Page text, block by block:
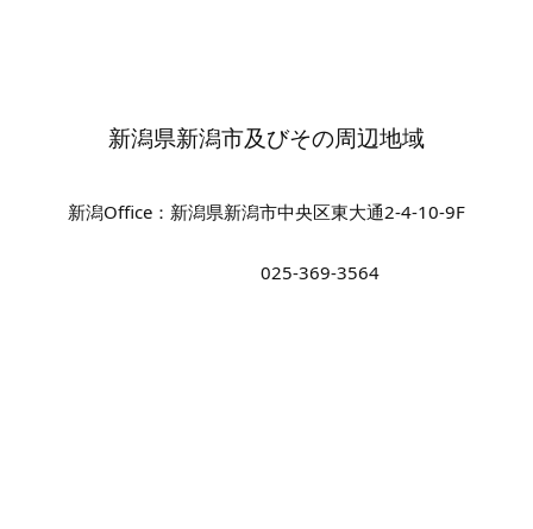
新潟県新潟市及びその周辺地域
新潟Office：新潟県新潟市中央区東大通2-4-10-9F
025-369-3564